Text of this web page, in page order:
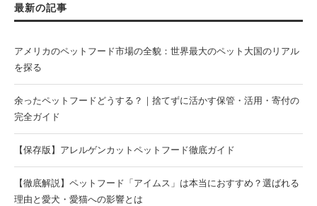
最新の記事
アメリカのペットフード市場の全貌：世界最大のペット大国のリアル
を探る
余ったペットフードどうする？｜捨てずに活かす保管・活用・寄付の
完全ガイド
【保存版】アレルゲンカットペットフード徹底ガイド
【徹底解説】ペットフード「アイムス」は本当におすすめ？選ばれる
理由と愛犬・愛猫への影響とは